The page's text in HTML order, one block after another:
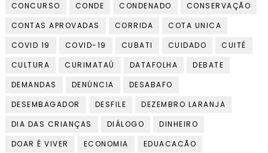
CONCURSO
CONDE CONDENADO
CONSERVAÇÃO
CONTAS APROVADAS
CORRIDA
COTA UNICA
COVID 19
COVID-19 CUBATI CUIDADO
CUITÉ
CULTURA
CURIMATAÚ DATAFOLHA
DEBATE
DEMANDAS
DENÚNCIA
DESABAFO
DESEMBAGADOR
DESFILE
DEZEMBRO LARANJA
DIA DAS CRIANÇAS
DIÁLOGO
DINHEIRO
DOAR É VIVER
ECONOMIA
EDUACACÃO